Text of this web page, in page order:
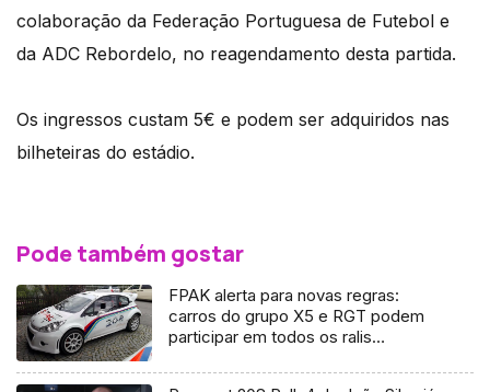
colaboração da Federação Portuguesa de Futebol e
da ADC Rebordelo, no reagendamento desta partida.
Os ingressos custam 5€ e podem ser adquiridos nas
bilheteiras do estádio.
Pode também gostar
FPAK alerta para novas regras:
carros do grupo X5 e RGT podem
participar em todos os ralis
geral